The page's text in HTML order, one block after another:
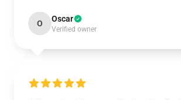
O Oscar
Verified owner